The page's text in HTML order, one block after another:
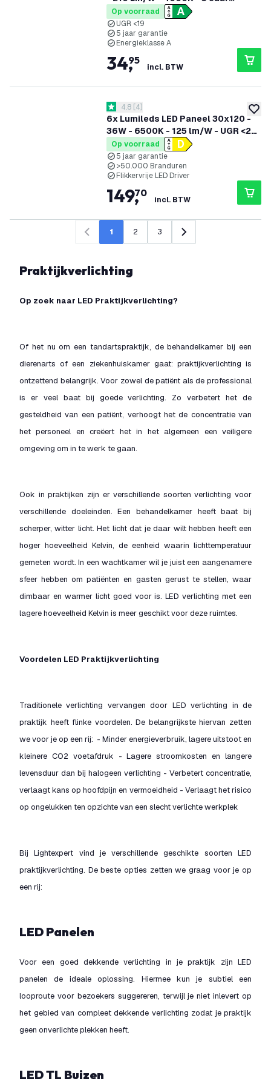
Garantie - Energieklasse A
Op voorraad
UGR <19
5 jaar garantie
Energieklasse A
34,
95
incl. BTW
6x Lumileds LED Paneel 30x120 -
36W - 6500K - 125 lm/W - UGR <22
- 5 Jaar Garantie
reviews drawer openen
4.8 score sterren
4.8 [4]
Op voorraad
5 jaar garantie
>50.000 Branduren
Flikkervrije LED Driver
149,
70
incl. BTW
Vorige1 2 3 Volgende
Praktijkverlichting
Op zoek naar LED Praktijkverlichting?
Of het nu om een tandartspraktijk, de behandelkamer bij een
dierenarts of een ziekenhuiskamer gaat: praktijkverlichting is
ontzettend belangrijk. Voor zowel de patiënt als de professional
is er veel baat bij goede verlichting. Zo verbetert het de
gesteldheid van een patiënt, verhoogt het de concentratie van
het personeel en creëert het in het algemeen een veiligere
omgeving om in te werk te gaan.
Ook in praktijken zijn er verschillende soorten verlichting voor
verschillende doeleinden. Een behandelkamer heeft baat bij
scherper, witter licht. Het licht dat je daar wilt hebben heeft een
hoger hoeveelheid Kelvin, de eenheid waarin lichttemperatuur
gemeten wordt. In een wachtkamer wil je juist een aangenamere
sfeer hebben om patiënten en gasten gerust te stellen, waar
dimbaar en warmer licht goed voor is. LED verlichting met een
lagere hoeveelheid Kelvin is meer geschikt voor deze ruimtes.
Voordelen LED Praktijkverlichting
Traditionele verlichting vervangen door LED verlichting in de
praktijk heeft flinke voordelen. De belangrijkste hiervan zetten
we voor je op een rij: - Minder energieverbruik, lagere uitstoot en
kleinere CO2 voetafdruk - Lagere stroomkosten en langere
levensduur dan bij halogeen verlichting - Verbetert concentratie,
verlaagt kans op hoofdpijn en vermoeidheid - Verlaagt het risico
op ongelukken ten opzichte van een slecht verlichte werkplek
Bij Lightexpert vind je verschillende geschikte soorten LED
praktijkverlichting. De beste opties zetten we graag voor je op
een rij:
LED Panelen
Voor een goed dekkende verlichting in je praktijk zijn LED
panelen de ideale oplossing. Hiermee kun je subtiel een
looproute voor bezoekers suggereren, terwijl je niet inlevert op
het gebied van compleet dekkende verlichting zodat je praktijk
geen onverlichte plekken heeft.
LED TL Buizen